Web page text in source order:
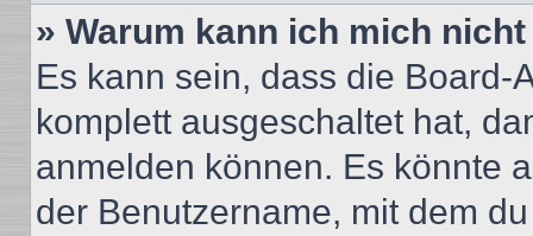
» Warum kann ich mich
Es kann sein, dass die
komplett ausgeschaltet hat,
anmelden können. Es könnte
der Benutzername, mit dem